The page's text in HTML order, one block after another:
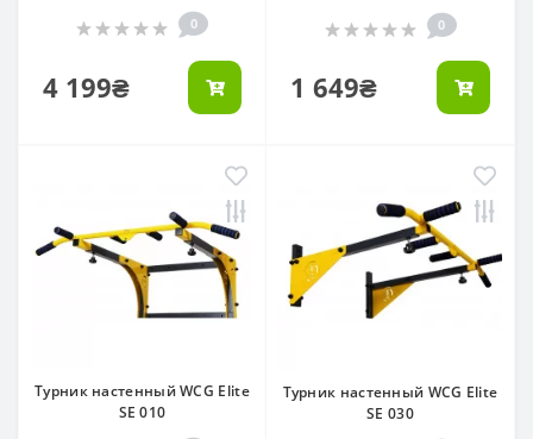
0
4 199₴
0
1 649₴
Турник настенный WCG Elite
SE 010
Турник настенный WCG Elite
SE 030